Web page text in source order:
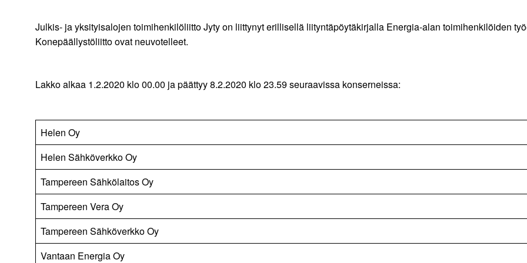
Julkis- ja yksityisalojen toimihenkilöliitto Jyty on liittynyt erillisellä liityntäpöytäkirjalla Energia-alan toimihenkilöiden
Konepäällystöliitto ovat neuvotelleet.
Lakko alkaa 1.2.2020 klo 00.00 ja päättyy 8.2.2020 klo 23.59 seuraavissa konserneissa:
Helen Oy
Helen Sähköverkko Oy
Tampereen Sähkölaitos Oy
Tampereen Vera Oy
Tampereen Sähköverkko Oy
Vantaan Energia Oy